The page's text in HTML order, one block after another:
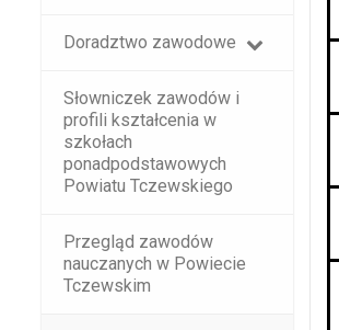
ekranowego;
otworzyć
dostępności.
Doradztwo zawodowe
Słowniczek zawodów i
profili kształcenia w
szkołach
ponadpodstawowych
Powiatu Tczewskiego
Przegląd zawodów
nauczanych w Powiecie
Tczewskim